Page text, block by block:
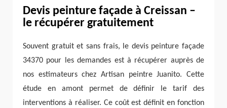
Devis peinture façade à Creissan –
le récupérer gratuitement
Souvent gratuit et sans frais, le devis peinture façade
34370 pour les demandes est à récupérer auprès de
nos estimateurs chez Artisan peintre Juanito. Cette
étude en amont permet de définir le tarif des
interventions à réaliser. Ce coût est définit en fonction